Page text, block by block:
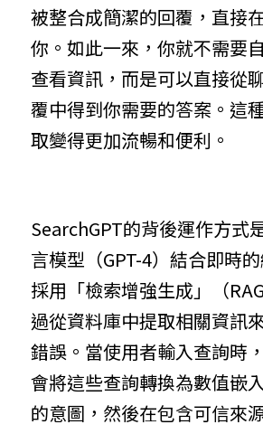
被整合成簡潔的回覆，直接
你。如此一來，你就不需要
查看資訊，而是可以直接從
覆中得到你需要的答案。這
取變得更加流暢和便利。
SearchGPT的背後運作方式
言模型（GPT-4）結合即時
採用「檢索增強生成」（
過從資料庫中提取相關資訊
錯誤。當使用者輸入查詢時
會將這些查詢轉換為數值嵌
的意圖，然後在包含可信來